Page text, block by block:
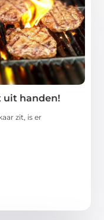
uit handen!
zit, is er